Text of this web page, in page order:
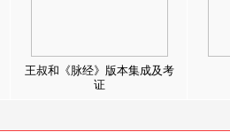
王叔和《脉经》版本集成及考
证